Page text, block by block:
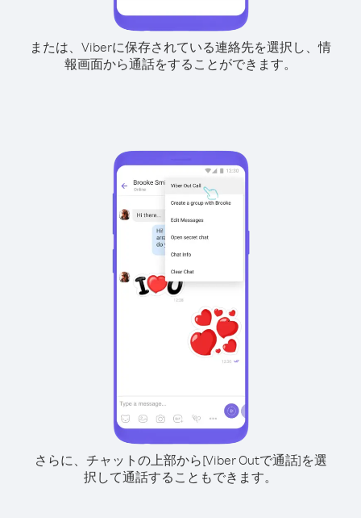
または、Viberに保存されている連絡先を選択し、情
報画面から通話をすることができます。
さらに、チャットの上部から[Viber Outで通話]を選
択して通話することもできます。